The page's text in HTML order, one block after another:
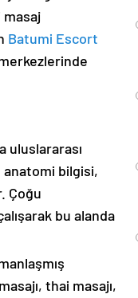
masaj
Batumi Escort
uluslararası
bilgisi,
Çoğu
bu alanda
thai masajı,